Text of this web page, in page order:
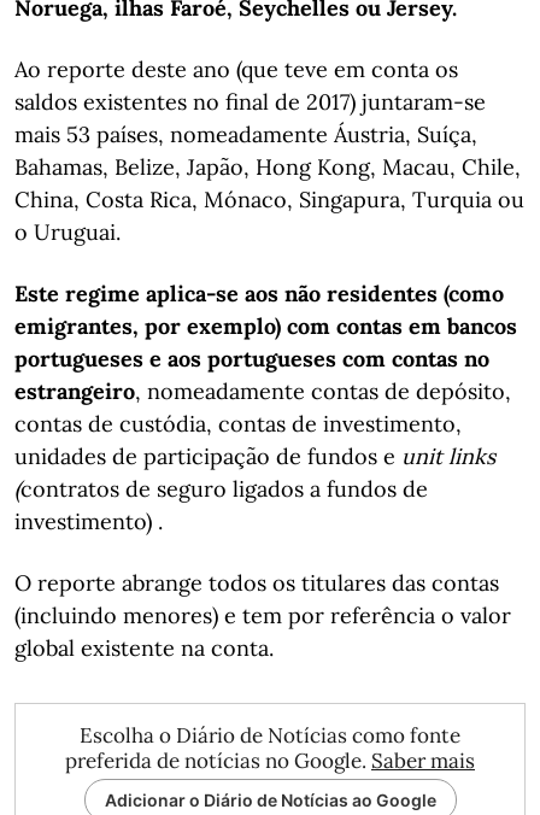
Noruega, ilhas Faroé, Seychelles ou Jersey.
Ao reporte deste ano (que teve em conta os
saldos existentes no final de 2017) juntaram-se
mais 53 países, nomeadamente Áustria, Suíça,
Bahamas, Belize, Japão, Hong Kong, Macau, Chile,
China, Costa Rica, Mónaco, Singapura, Turquia ou
o Uruguai.
Este regime aplica-se aos não residentes (como
emigrantes, por exemplo) com contas em bancos
portugueses e aos portugueses com contas no
estrangeiro, nomeadamente contas de depósito,
contas de custódia, contas de investimento,
unidades de participação de fundos e unit links
(contratos de seguro ligados a fundos de
investimento) .
O reporte abrange todos os titulares das contas
(incluindo menores) e tem por referência o valor
global existente na conta.
Escolha o Diário de Notícias como fonte
preferida de notícias no Google. Saber mais
Adicionar o Diário de Notícias ao Google